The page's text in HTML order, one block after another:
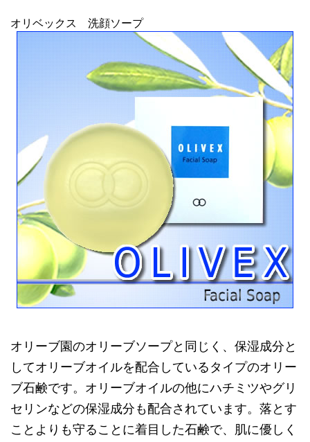
オリベックス 洗顔ソープ
オリーブ園のオリーブソープと同じく、保湿成分と
してオリーブオイルを配合しているタイプのオリー
ブ石鹸です。オリーブオイルの他にハチミツやグリ
セリンなどの保湿成分も配合されています。落とす
ことよりも守ることに着目した石鹸で、肌に優しく